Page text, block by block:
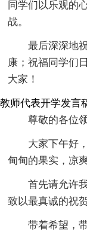
同学们以乐观的
战。
最后深深地
康；祝福同学们
大家！
教师代表开学发言
尊敬的各位
大家下午好
甸甸的果实，凉
首先请允许
致以最真诚的祝
带着希望，